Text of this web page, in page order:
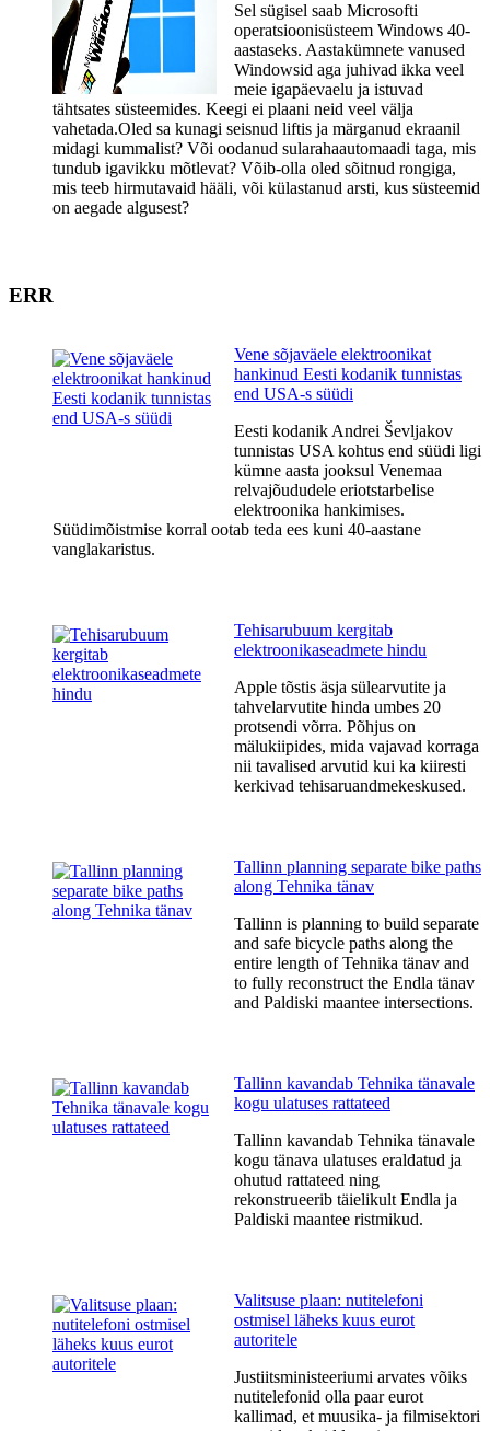
Sel sügisel saab Microsofti
operatsioonisüsteem Windows 40-
aastaseks. Aastakümnete vanused
Windowsid aga juhivad ikka veel
meie igapäevaelu ja istuvad
tähtsates süsteemides. Keegi ei plaani neid veel välja
vahetada.Oled sa kunagi seisnud liftis ja märganud ekraanil
midagi kummalist? Või oodanud sularahaautomaadi taga, mis
tundub igavikku mõtlevat? Võib-olla oled sõitnud rongiga,
mis teeb hirmutavaid hääli, või külastanud arsti, kus süsteemid
on aegade algusest?
ERR
Vene sõjaväele elektroonikat
hankinud Eesti kodanik tunnistas
end USA-s süüdi
Eesti kodanik Andrei Ševljakov
tunnistas USA kohtus end süüdi ligi
kümne aasta jooksul Venemaa
relvajõududele eriotstarbelise
elektroonika hankimises.
Süüdimõistmise korral ootab teda ees kuni 40-aastane
vanglakaristus.
Tehisarubuum kergitab
elektroonikaseadmete hindu
Apple tõstis äsja sülearvutite ja
tahvelarvutite hinda umbes 20
protsendi võrra. Põhjus on
mälukiipides, mida vajavad korraga
nii tavalised arvutid kui ka kiiresti
kerkivad tehisaruandmekeskused.
Tallinn planning separate bike paths
along Tehnika tänav
Tallinn is planning to build separate
and safe bicycle paths along the
entire length of Tehnika tänav and
to fully reconstruct the Endla tänav
and Paldiski maantee intersections.
Tallinn kavandab Tehnika tänavale
kogu ulatuses rattateed
Tallinn kavandab Tehnika tänavale
kogu tänava ulatuses eraldatud ja
ohutud rattateed ning
rekonstrueerib täielikult Endla ja
Paldiski maantee ristmikud.
Valitsuse plaan: nutitelefoni
ostmisel läheks kuus eurot
autoritele
Justiitsministeeriumi arvates võiks
nutitelefonid olla paar eurot
kallimad, et muusika- ja filmisektori